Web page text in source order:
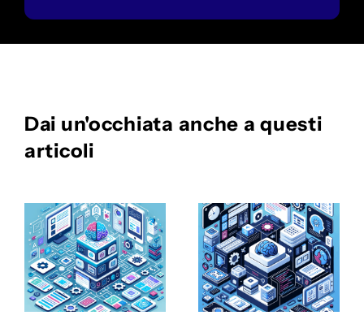
Dai un'occhiata anche a questi
articoli